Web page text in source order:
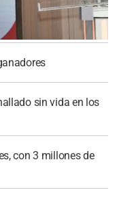
sin vida en los
con 3 millones de